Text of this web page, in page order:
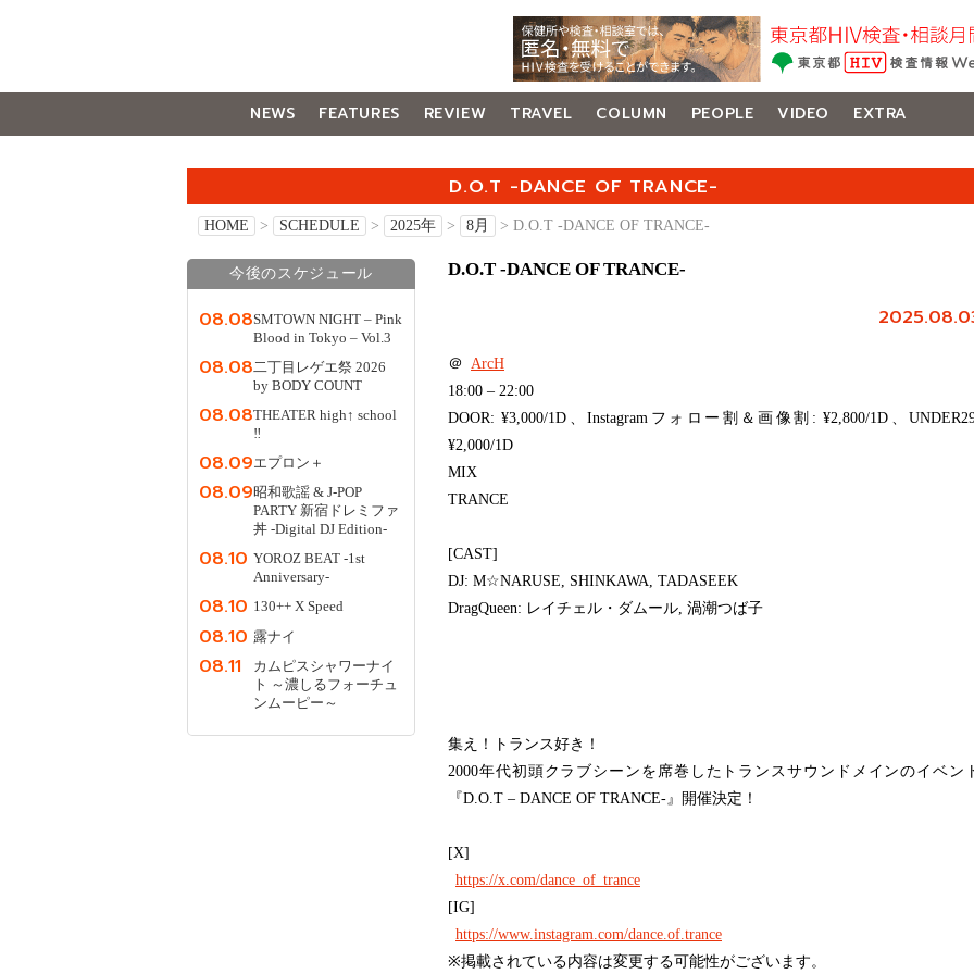
NEWS FEATURES REVIEW TRAVEL COLUMN PEOPLE VIDEO
EXTRA
D.O.T -DANCE OF TRANCE-
HOME > SCHEDULE > 2025年 > 8月 > D.O.T -DANCE OF TRANCE-
D.O.T -DANCE OF TRANCE-
＠ ArcH
18:00 – 22:00
DOOR: ¥3,000/1D、Instagramフォロー割＆画像割: ¥2,800/1D、
¥2,000/1D
MIX
TRANCE
[CAST]
DJ: M☆NARUSE, SHINKAWA, TADASEEK
DragQueen: レイチェル・ダムール, 渦潮つば子
集え！トランス好き！
2000年代初頭クラブシーンを席巻したトランスサウンドメインのイベン
『D.O.T – DANCE OF TRANCE-』開催決定！
[X]
https://x.com/dance_of_trance
[IG]
https://www.instagram.com/dance.of.trance
※掲載されている内容は変更する可能性がございます。
今後のスケジュール
08.08SMTOWN NIGHT – Pink
Blood in Tokyo – Vol.3
08.08二丁目レゲエ祭 2026
by BODY COUNT
08.08THEATER high↑ school
‼
08.09エプロン＋
08.09昭和歌謡 & J-POP
PARTY 新宿ドレミファ
丼 -Digital DJ Edition-
08.10 YOROZ BEAT -1st
Anniversary-
08.10 130++ X Speed
08.10 露ナイ
08.11
カムピスシャワーナイ
ト ～濃しるフォーチュ
ンムーピー～